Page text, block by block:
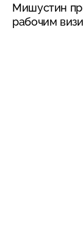
Мишустин
рабочим